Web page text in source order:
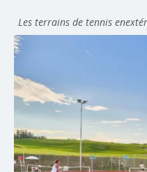
Les terrains de tennis